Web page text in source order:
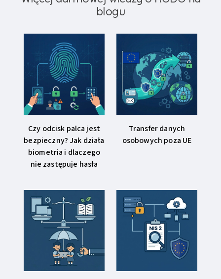
blogu
Czy odcisk palca jest
bezpieczny? Jak działa
biometria i dlaczego
nie zastępuje hasła
Transfer danych
osobowych poza UE